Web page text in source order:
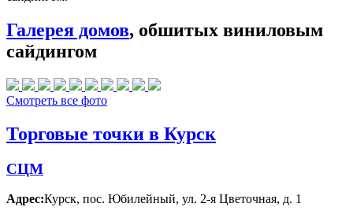
Галерея домов, обшитых виниловым
сайдингом
Смотреть все фото
Торговые точки в Курск
СЦМ
Адрес:Курск, пос. Юбилейный, ул. 2-я Цветочная, д. 1